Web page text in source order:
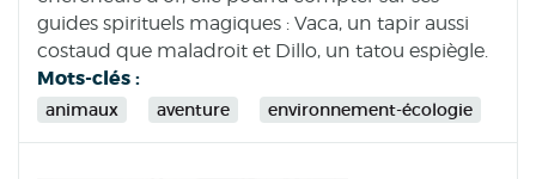
guides spirituels magiques : Vaca, un tapir aussi
costaud que maladroit et Dillo, un tatou espiègle.
Mots-clés :
animaux aventure environnement-écologie